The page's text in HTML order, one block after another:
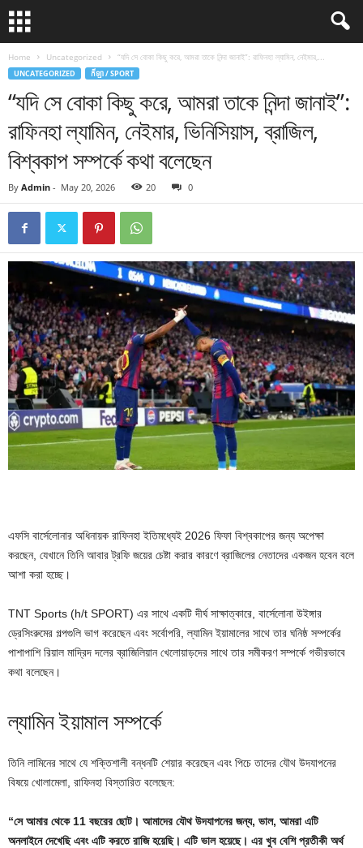
Home Uncategorized “যদি সে বোকা কিছু করে, আমরা তাকে নিন্দা জানাই”: রাফিনহা ল্যামিন, নেইমার,...
UNCATEGORIZED កីឡា / SPORT
“যদি সে বোকা কিছু করে, আমরা তাকে নিন্দা জানাই”:
রাফিনহা ল্যামিন, নেইমার, ভিনিসিয়াস, ব্রাজিল,
বিশ্বকাপ সম্পর্কে কথা বলেছেন
By Admin - May 20, 2026 20 0
এফসি বার্সেলোনার অধিনায়ক রাফিনহা ইতিমধ্যেই 2026 ফিফা বিশ্বকাপের জন্য অপেক্ষা
করছেন, যেখানে তিনি আবার ট্রফি জয়ের চেষ্টা করার কারণে ব্রাজিলের নেতাদের একজন হবেন বলে
আশা করা হচ্ছে।
TNT Sports (h/t SPORT) এর সাথে একটি দীর্ঘ সাক্ষাত্কারে, বার্সেলোনা উইঙ্গার
ড্রেসিংরুমের গল্পগুলি ভাগ করেছেন এবং সর্বোপরি, ল্যামিন ইয়ামালের সাথে তার ঘনিষ্ঠ সম্পর্কের
পাশাপাশি রিয়াল মাদ্রিদ দলের ব্রাজিলিয়ান খেলোয়াড়দের সাথে তার সমীকরণ সম্পর্কে গভীরভাবে
কথা বলেছেন।
ল্যামিন ইয়ামাল সম্পর্কে
তিনি লামিনের সাথে যে শক্তিশালী বন্ধনটি শেয়ার করেছেন এবং পিচে তাদের যৌথ উদযাপনের
বিষয়ে খোলামেলা, রাফিনহা বিস্তারিত বলেছেন:
“সে আমার থেকে 11 বছরের ছোট। আমাদের যৌথ উদযাপনের জন্য, ভাল, আমরা এটি
অনলাইনে দেখেছি এবং এটি করতে রাজি হয়েছি। এটি ভাল হয়েছে। এর খুব বেশি প্রতীকী অর্থ